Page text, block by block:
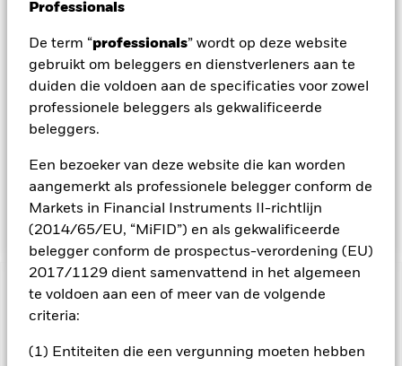
Professionals
De term “professionals” wordt op deze website
gebruikt om beleggers en dienstverleners aan te
duiden die voldoen aan de specificaties voor zowel
professionele beleggers als gekwalificeerde
beleggers.
Een bezoeker van deze website die kan worden
aangemerkt als professionele belegger conform de
Markets in Financial Instruments II-richtlijn
(2014/65/EU, “MiFID”) en als gekwalificeerde
belegger conform de prospectus-verordening (EU)
2017/1129 dient samenvattend in het algemeen
te voldoen aan een of meer van de volgende
criteria:
(1) Entiteiten die een vergunning moeten hebben
Het Fonds streeft naar een maximaal rendement op uw
opbrengsten uit de activa van het Fonds. Het Fonds belegt
ten minste 70% van zijn totale activa in vastrentende
effecten met een relatief lage kredietrating of zonder rating,
uitgegeven door overheden, semioverheidsinstellingen of
regio Azië-Pacific. Het Fonds kan beleggen in het volledige
obligaties en geldmarktinstrumenten (d.w.z. schuldeffecten
met een korte looptijd).
BELANGRIJKE GEGEVENS: Kapitaalrisico.De waarde en
het rendement van beleggingen kunnen dalen en stijgen, en
oorspronkelijke inleg.